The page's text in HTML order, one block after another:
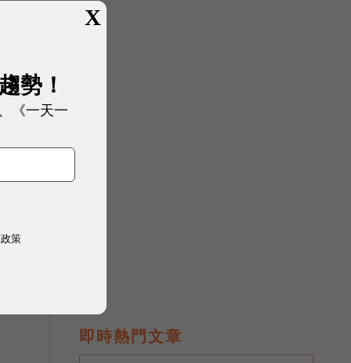
即時熱門文章
X
勢！
《一天一
策